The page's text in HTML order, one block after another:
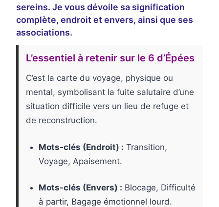
sereins. Je vous dévoile sa signification
complète, endroit et envers, ainsi que ses
associations.
L’essentiel à retenir sur le 6 d’Épées
C’est la carte du voyage, physique ou
mental, symbolisant la fuite salutaire d’une
situation difficile vers un lieu de refuge et
de reconstruction.
Mots-clés (Endroit) : Transition,
Voyage, Apaisement.
Mots-clés (Envers) : Blocage, Difficulté
à partir, Bagage émotionnel lourd.